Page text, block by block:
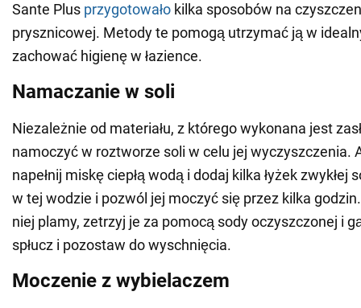
Sante Plus przygotowało kilka sposobów na
prysznicowej. Metody te pomogą utrzymać ją w
zachować higienę w łazience.
Namaczanie w soli
Niezależnie od materiału, z którego wykonana jest
namoczyć w roztworze soli w celu jej wyczyszczenia.
napełnij miskę ciepłą wodą i dodaj kilka łyżek zwykłej
w tej wodzie i pozwól jej moczyć się przez kilka
niej plamy, zetrzyj je za pomocą sody oczyszczonej i
spłucz i pozostaw do wyschnięcia.
Moczenie z wybielaczem